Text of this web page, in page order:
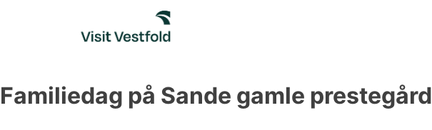
Familiedag på Sande gamle prestegård